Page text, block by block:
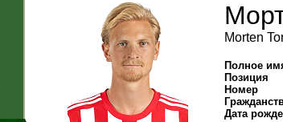
Morten
Полное
Позиция
Номер
Дата